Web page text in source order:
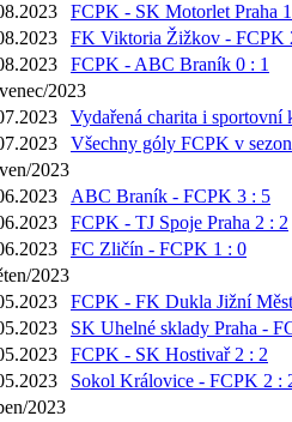
FCPK - SK Motorlet Praha
FK Viktoria Žižkov - FCPK
FCPK - ABC Braník 0 : 1
2023
Vydařená charita i
Všechny góly FCPK v
2023
ABC Braník - FCPK 3 : 5
FCPK - TJ Spoje Praha 2 : 2
FC Zličín - FCPK 1 : 0
2023
FCPK - FK Dukla Jižní
SK Uhelné sklady Praha -
FCPK - SK Hostivař 2 : 2
Sokol Královice - FCPK 2 :
2023